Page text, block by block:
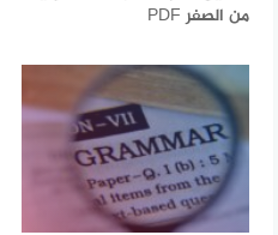
من الصفر PDF